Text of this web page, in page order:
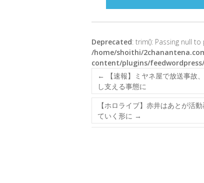
Deprecated: trim(): Passing null
/home/shoithi/
content/plugins/
←
【速報】ミヤネ屋で放送事故
し支える事態に
【ホロライブ】赤井はあとが活
ていく形に →